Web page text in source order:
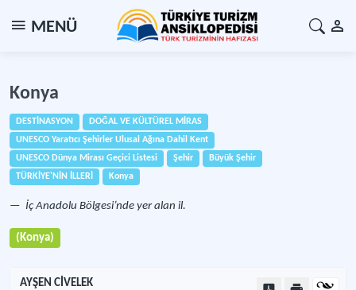
MENÜ
Konya
DESTİNASYON
DOĞAL VE KÜLTÜREL MİRAS
UNESCO Yaratıcı Şehirler Ulusal Ağına Dahil Kent
UNESCO Dünya Mirası Geçici Listesi
Şehir
Büyük Şehir
TÜRKİYE'NİN İLLERİ
Konya
İç Anadolu Bölgesi’nde yer alan il.
(Konya)
AYŞEN CİVELEK